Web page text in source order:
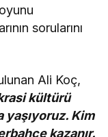
sorularını
Ali Koç,
kültürü
yaşıyoruz. Kim
kazanır.